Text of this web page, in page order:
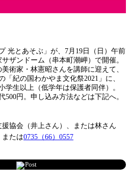
光とあそぶ」が、7月19日（日）午前
ザンドーム（串本町潮岬）で開催。
術家・林憲昭さんを講師に迎えて、
紀の国わかやま文化祭2021」に、
学生以上（低学年は保護者同伴）。
500円。申し込み方法などは下記へ。
協会（井上さん）、または林さん
または0735（66）0557
Post